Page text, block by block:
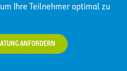
Ihre Teilnehmer optimal zu
ANFORDERN